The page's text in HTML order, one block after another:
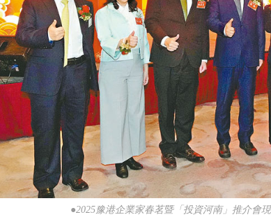
●2025豫港企業家春茗暨「投資河南」推介會